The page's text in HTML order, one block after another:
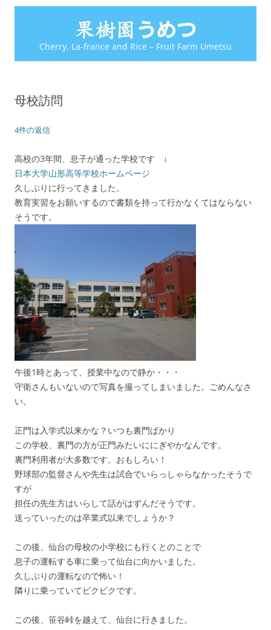
Cherry, La-france and Rice – Fruit Farm Umetsu
母校訪問
4件の返信
高校の3年間、息子が通った学校です ↓
日本大学山形高等学校ホームページ
久しぶりに行ってきました。
教育実習をお願いするので書類を持って行かなくてはならない
そうです。
午後1時とあって、授業中なので静か・・・
守衛さんもいないので写真を撮ってしまいました。ごめんなさ
い。
正門は入学式以来かな？いつも裏門ばかり
この学校、裏門の方が正門みたいににぎやかなんです。
裏門利用者が大多数です。おもしろい！
野球部の監督さんや先生は試合でいらっしゃらなかったそうで
すが
担任の先生方はいらして話がはずんだそうです。
送っていったのは卒業式以来でしょうか？
この後、仙台の母校の小学校にも行くとのことで
息子の運転する車に乗って仙台に向かいました。
久しぶりの運転なので怖い！
隣りに乗っていてビクビクです。
この後、笹谷峠を越えて、仙台に行きました。